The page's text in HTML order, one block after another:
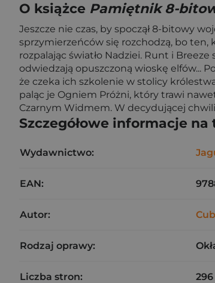
O książce Pamiętnik 8-
Jeszcze nie czas, by spoczął 8-bitowy
sprzymierzeńców się rozchodzą, bo ten,
rozpalając światło Nadziei. Runt i
odwiedzają opuszczoną wioskę elfów...
że czeka ich szkolenie w stolicy
paląc je Ogniem Próżni, który trawi
Czarnym Widmem. W decydującej
Szczegółowe informacje
Wydawnictwo:
EAN:
Autor:
Rodzaj oprawy:
Liczba stron: 296